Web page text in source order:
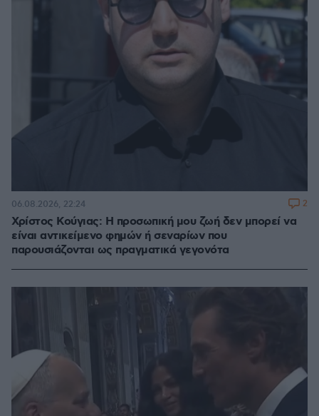
Χρίστος Κούγιας: Η προσωπική μου ζωή δεν μπορεί να
είναι αντικείμενο φημών ή σεναρίων που
παρουσιάζονται ως πραγματικά γεγονότα
06.08.2026, 22:24 2